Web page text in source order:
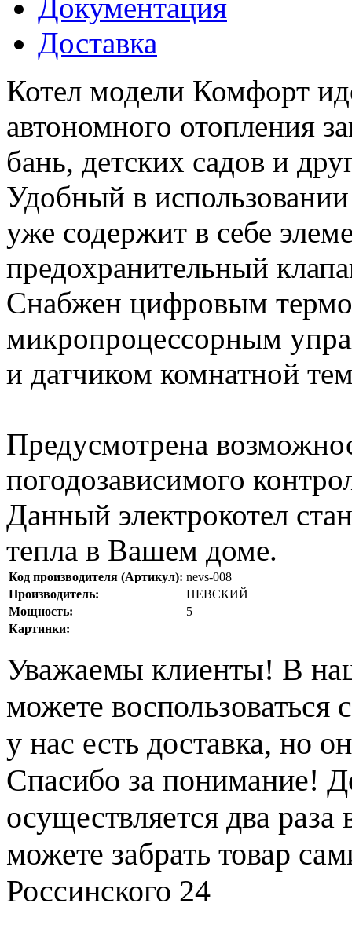
Документация
Доставка
Котел модели Комфорт
автономного отопления
бань, детских садов и
Удобный в
уже содержит в себе
предохранительный
Снабжен цифровым
микропроцессорным
и датчиком комнатной
Предусмотрена
погодозависимого
Данный электрокотел
тепла в Вашем доме.
Код производителя (Артикул): nevs-008
Производитель:
НЕВСКИЙ
Мощность:
5
Картинки:
Уважаемы клиенты! В
можете воспользоваться
у нас есть доставка, но
Спасибо за понимание!
осуществляется два
можете забрать товар
Россинского 24